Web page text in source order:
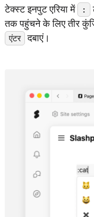
टेक्स्ट इनपुट एरिया में :
तक पहुंचने के लिए तीर
एंटर दबाएं।